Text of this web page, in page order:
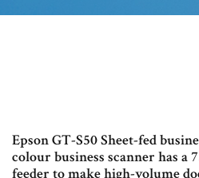
Epson GT-S50 Sheet-fed
colour business scanner has a
feeder to make high-volume